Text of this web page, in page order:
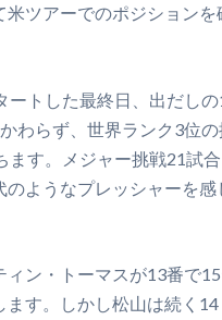
ツアーでのポジション
ートした最終日、出だし
わらず、世界ランク3位
ます。メジャー挑戦21試
ようなプレッシャーを
ン・トーマスが13番で
す。しかし松山は続く